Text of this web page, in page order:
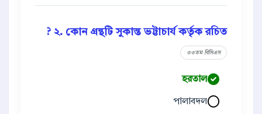
২. কোন গ্রন্থটি সুকান্ত ভট্টাচার্য কর্তৃক রচিত ?
৩৩তম বিসিএস
হরতাল
পালাবদল